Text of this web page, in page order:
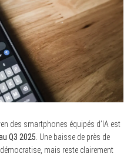
des smartphones équipés d’IA est
Q3 2025 . Une baisse de près de
mais reste clairement